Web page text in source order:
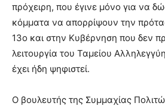
πρόχειρη, που έγινε μόνο για να
κόμματα να απορρίψουν την
13ο και στην Κυβέρνηση που δεν
λειτουργία του Ταμείου
έχει ήδη ψηφιστεί.
Ο βουλευτής της Συμμαχίας